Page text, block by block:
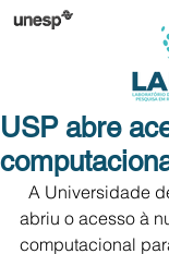
USP abre
abriu o acesso à
computacional